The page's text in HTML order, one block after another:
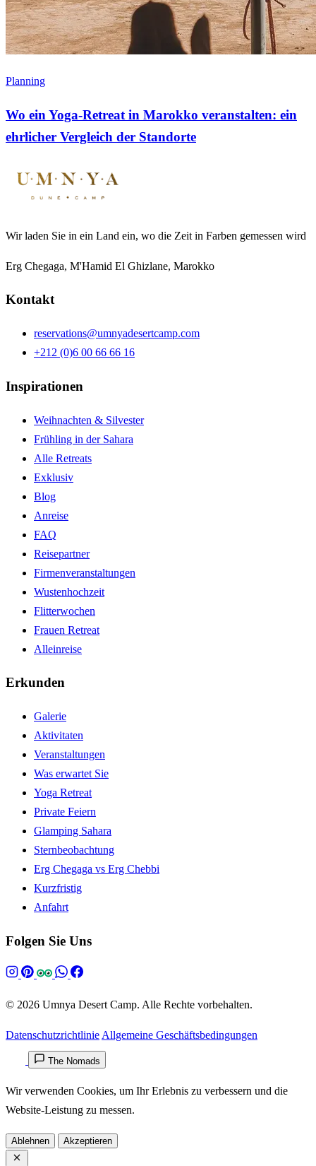
Planning
Wo ein Yoga-Retreat in Marokko veranstalten: ein
ehrlicher Vergleich der Standorte
Wir laden Sie in ein Land ein, wo die Zeit in Farben gemessen wird
Erg Chegaga, M'Hamid El Ghizlane, Marokko
Kontakt
reservations@umnyadesertcamp.com
+212 (0)6 00 66 66 16
Inspirationen
Weihnachten & Silvester
Frühling in der Sahara
Alle Retreats
Exklusiv
Blog
Anreise
FAQ
Reisepartner
Firmenveranstaltungen
Wustenhochzeit
Flitterwochen
Frauen Retreat
Alleinreise
Erkunden
Galerie
Aktivitaten
Veranstaltungen
Was erwartet Sie
Yoga Retreat
Private Feiern
Glamping Sahara
Sternbeobachtung
Erg Chegaga vs Erg Chebbi
Kurzfristig
Anfahrt
Folgen Sie Uns
© 2026 Umnya Desert Camp. Alle Rechte vorbehalten.
Datenschutzrichtlinie Allgemeine Geschäftsbedingungen
The Nomads
Wir verwenden Cookies, um Ihr Erlebnis zu verbessern und die
Website-Leistung zu messen.
Ablehnen Akzeptieren